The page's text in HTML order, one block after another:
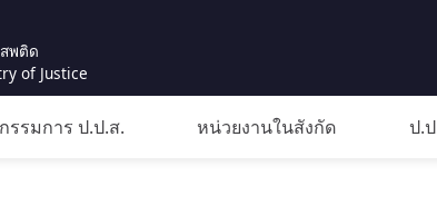
พติด
of Justice
รมการ ป.ป.ส. หน่วยงานในสังกัด ป.